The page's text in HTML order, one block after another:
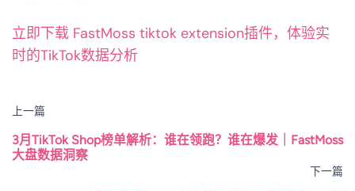
立即下载 FastMoss tiktok extension插件，体验实
时的TikTok数据分析
Post
Navigation
上一篇
3月TikTok Shop榜单解析：谁在领跑？谁在爆发｜FastMoss
大盘数据洞察
下一篇